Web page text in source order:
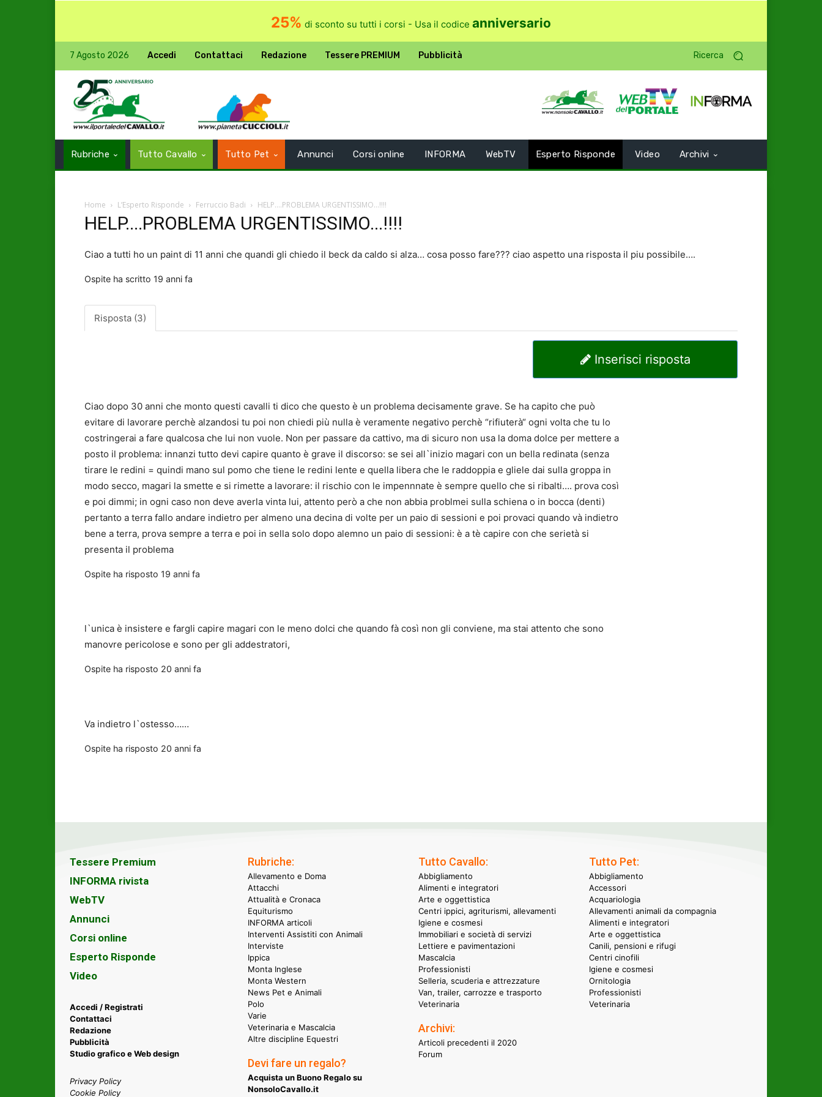
25% di sconto su tutti i corsi - Usa il codice anniversario
7 Agosto 2026 Accedi Contattaci Redazione Tessere PREMIUM Pubblicità Ricerca
Rubriche Tutto Cavallo Tutto Pet Annunci Corsi online INFORMA WebTV Esperto Risponde Video Archivi
Home L’Esperto Risponde Ferruccio Badi HELP....PROBLEMA URGENTISSIMO...!!!!
HELP....PROBLEMA URGENTISSIMO...!!!!
Ciao a tutti ho un paint di 11 anni che quandi gli chiedo il beck da caldo si alza… cosa posso fare??? ciao aspetto una risposta il piu possibile….
Ospite ha scritto 19 anni fa
Risposta (3)
Inserisci risposta
Ciao dopo 30 anni che monto questi cavalli ti dico che questo è un problema decisamente grave. Se ha capito che può
evitare di lavorare perchè alzandosi tu poi non chiedi più nulla è veramente negativo perchè “rifiuterà“ ogni volta che tu lo
costringerai a fare qualcosa che lui non vuole. Non per passare da cattivo, ma di sicuro non usa la doma dolce per mettere a
posto il problema: innanzi tutto devi capire quanto è grave il discorso: se sei all`inizio magari con un bella redinata (senza
tirare le redini = quindi mano sul pomo che tiene le redini lente e quella libera che le raddoppia e gliele dai sulla groppa in
modo secco, magari la smette e si rimette a lavorare: il rischio con le impennnate è sempre quello che si ribalti…. prova così
e poi dimmi; in ogni caso non deve averla vinta lui, attento però a che non abbia problmei sulla schiena o in bocca (denti)
pertanto a terra fallo andare indietro per almeno una decina di volte per un paio di sessioni e poi provaci quando và indietro
bene a terra, prova sempre a terra e poi in sella solo dopo alemno un paio di sessioni: è a tè capire con che serietà si
presenta il problema
Ospite ha risposto 19 anni fa
l`unica è insistere e fargli capire magari con le meno dolci che quando fà così non gli conviene, ma stai attento che sono
manovre pericolose e sono per gli addestratori,
Ospite ha risposto 20 anni fa
Va indietro l`ostesso……
Ospite ha risposto 20 anni fa
Tessere Premium
INFORMA rivista
WebTV
Annunci
Corsi online
Esperto Risponde
Video
Accedi / Registrati
Contattaci
Redazione
Pubblicità
Studio grafico e Web design
Privacy Policy
Cookie Policy
Rubriche:
Allevamento e Doma
Attacchi
Attualità e Cronaca
Equiturismo
INFORMA articoli
Interventi Assistiti con Animali
Interviste
Ippica
Monta Inglese
Monta Western
News Pet e Animali
Polo
Varie
Veterinaria e Mascalcia
Altre discipline Equestri
Devi fare un regalo?
Acquista un Buono Regalo su
NonsoloCavallo.it
Tutto Cavallo:
Abbigliamento
Alimenti e integratori
Arte e oggettistica
Centri ippici, agriturismi, allevamenti
Igiene e cosmesi
Immobiliari e società di servizi
Lettiere e pavimentazioni
Mascalcia
Professionisti
Selleria, scuderia e attrezzature
Van, trailer, carrozze e trasporto
Veterinaria
Archivi:
Articoli precedenti il 2020
Forum
Tutto Pet:
Abbigliamento
Accessori
Acquariologia
Allevamenti animali da compagnia
Alimenti e integratori
Arte e oggettistica
Canili, pensioni e rifugi
Centri cinofili
Igiene e cosmesi
Ornitologia
Professionisti
Veterinaria